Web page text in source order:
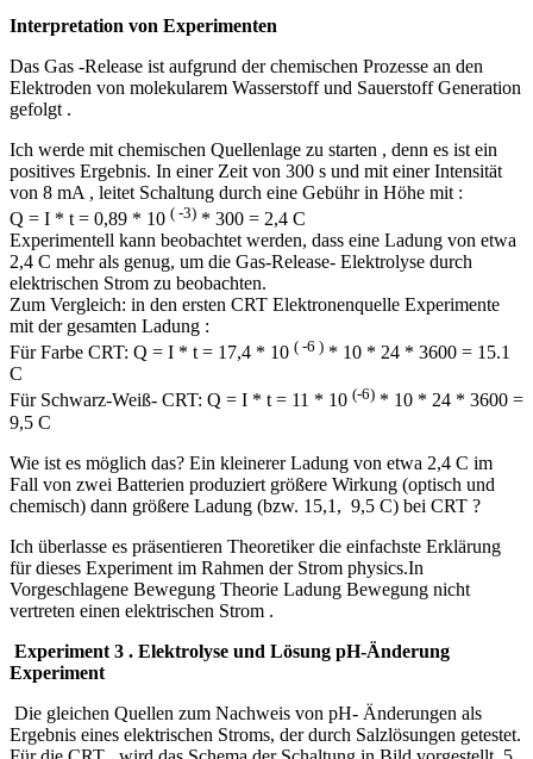
Interpretation von Experimenten
Das Gas -Release ist aufgrund der chemischen Prozesse an den
Elektroden von molekularem Wasserstoff und Sauerstoff Generation
gefolgt .
Ich werde mit chemischen Quellenlage zu starten , denn es ist ein
positives Ergebnis. In einer Zeit von 300 s und mit einer Intensität
von 8 mA , leitet Schaltung durch eine Gebühr in Höhe mit :
Q = I * t = 0,89 * 10 ( -3) * 300 = 2,4 C
Experimentell kann beobachtet werden, dass eine Ladung von etwa
2,4 C mehr als genug, um die Gas-Release- Elektrolyse durch
elektrischen Strom zu beobachten.
Zum Vergleich: in den ersten CRT Elektronenquelle Experimente
mit der gesamten Ladung :
Für Farbe CRT: Q = I * t = 17,4 * 10 ( -6 ) * 10 * 24 * 3600 = 15.1
C
Für Schwarz-Weiß- CRT: Q = I * t = 11 * 10 (-6) * 10 * 24 * 3600 =
9,5 C
Wie ist es möglich das? Ein kleinerer Ladung von etwa 2,4 C im
Fall von zwei Batterien produziert größere Wirkung (optisch und
chemisch) dann größere Ladung (bzw. 15,1, 9,5 C) bei CRT ?
Ich überlasse es präsentieren Theoretiker die einfachste Erklärung
für dieses Experiment im Rahmen der Strom physics.In
Vorgeschlagene Bewegung Theorie Ladung Bewegung nicht
vertreten einen elektrischen Strom .
Experiment 3 . Elektrolyse und Lösung pH-Änderung
Experiment
Die gleichen Quellen zum Nachweis von pH- Änderungen als
Ergebnis eines elektrischen Stroms, der durch Salzlösungen getestet.